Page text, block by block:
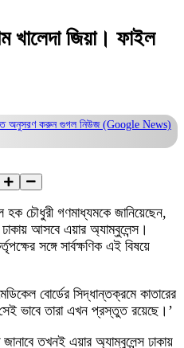
খালেদা জিয়া। ফাইল
অনুসরণ করুন গুগল নিউজ (Google News)
হক চৌধুরী গণমাধ্যমকে জানিয়েছেন,
আসবে এয়ার অ্যাম্বুলেন্স।
সঙ্গে সার্বক্ষণিক এই বিষয়ে
বোর্ডের সিদ্ধান্তক্রমে কাতারের
ভাবে তারা এখন প্রস্তুত রয়েছে।’
তখনই এয়ার অ্যাম্বুলেন্স ঢাকায়